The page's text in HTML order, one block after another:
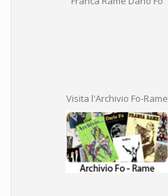
Visita l'Archivio Fo-Rame